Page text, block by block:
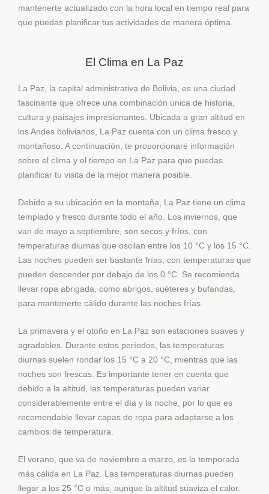
mantenerte actualizado con la hora local en tiempo real para
que puedas planificar tus actividades de manera óptima.
El Clima en La Paz
La Paz, la capital administrativa de Bolivia, es una ciudad
fascinante que ofrece una combinación única de historia,
cultura y paisajes impresionantes. Ubicada a gran altitud en
los Andes bolivianos, La Paz cuenta con un clima fresco y
montañoso. A continuación, te proporcionaré información
sobre el clima y el tiempo en La Paz para que puedas
planificar tu visita de la mejor manera posible.
Debido a su ubicación en la montaña, La Paz tiene un clima
templado y fresco durante todo el año. Los inviernos, que
van de mayo a septiembre, son secos y fríos, con
temperaturas diurnas que oscilan entre los 10 °C y los 15 °C.
Las noches pueden ser bastante frías, con temperaturas que
pueden descender por debajo de los 0 °C. Se recomienda
llevar ropa abrigada, como abrigos, suéteres y bufandas,
para mantenerte cálido durante las noches frías.
La primavera y el otoño en La Paz son estaciones suaves y
agradables. Durante estos períodos, las temperaturas
diurnas suelen rondar los 15 °C a 20 °C, mientras que las
noches son frescas. Es importante tener en cuenta que
debido a la altitud, las temperaturas pueden variar
considerablemente entre el día y la noche, por lo que es
recomendable llevar capas de ropa para adaptarse a los
cambios de temperatura.
El verano, que va de noviembre a marzo, es la temporada
más cálida en La Paz. Las temperaturas diurnas pueden
llegar a los 25 °C o más, aunque la altitud suaviza el calor.